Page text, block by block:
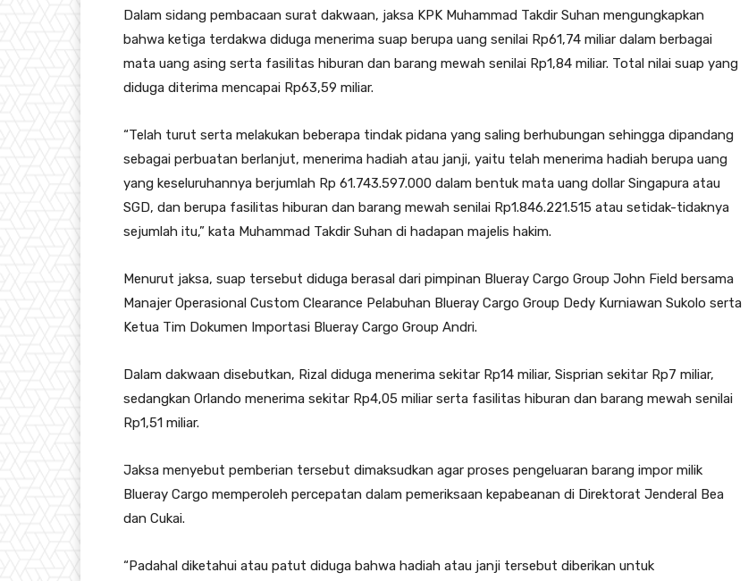
Dalam sidang pembacaan surat dakwaan, jaksa KPK Muhammad Takdir Suhan mengungkapkan
bahwa ketiga terdakwa diduga menerima suap berupa uang senilai Rp61,74 miliar dalam berbagai
mata uang asing serta fasilitas hiburan dan barang mewah senilai Rp1,84 miliar. Total nilai suap yang
diduga diterima mencapai Rp63,59 miliar.
“Telah turut serta melakukan beberapa tindak pidana yang saling berhubungan sehingga dipandang
sebagai perbuatan berlanjut, menerima hadiah atau janji, yaitu telah menerima hadiah berupa uang
yang keseluruhannya berjumlah Rp 61.743.597.000 dalam bentuk mata uang dollar Singapura atau
SGD, dan berupa fasilitas hiburan dan barang mewah senilai Rp1.846.221.515 atau setidak-tidaknya
sejumlah itu,” kata Muhammad Takdir Suhan di hadapan majelis hakim.
Menurut jaksa, suap tersebut diduga berasal dari pimpinan Blueray Cargo Group John Field bersama
Manajer Operasional Custom Clearance Pelabuhan Blueray Cargo Group Dedy Kurniawan Sukolo serta
Ketua Tim Dokumen Importasi Blueray Cargo Group Andri.
Dalam dakwaan disebutkan, Rizal diduga menerima sekitar Rp14 miliar, Sisprian sekitar Rp7 miliar,
sedangkan Orlando menerima sekitar Rp4,05 miliar serta fasilitas hiburan dan barang mewah senilai
Rp1,51 miliar.
Jaksa menyebut pemberian tersebut dimaksudkan agar proses pengeluaran barang impor milik
Blueray Cargo memperoleh percepatan dalam pemeriksaan kepabeanan di Direktorat Jenderal Bea
dan Cukai.
“Padahal diketahui atau patut diduga bahwa hadiah atau janji tersebut diberikan untuk